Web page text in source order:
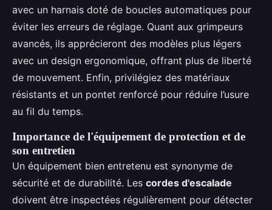
avec un harnais doté de boucles automatiques pour
éviter les erreurs de réglage. Quant aux grimpeurs
avancés, ils apprécieront des modèles plus légers
avec un design ergonomique, offrant plus de liberté
de mouvement. Enfin, privilégiez des matériaux
résistants et un pontet renforcé pour réduire l’usure
au fil du temps.
Importance de l'équipement de protection et de
son entretien
Un équipement bien entretenu est synonyme de
sécurité et de durabilité. Les cordes d'escalade
doivent être inspectées régulièrement pour détecter